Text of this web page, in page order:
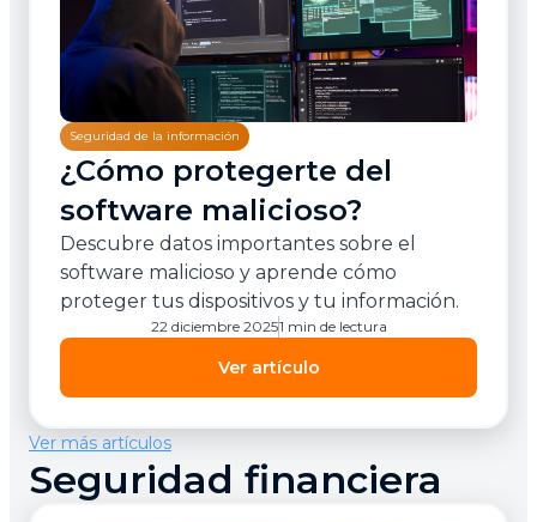
Seguridad de la información
¿Cómo protegerte del
software malicioso?
Descubre datos importantes sobre el
software malicioso y aprende cómo
proteger tus dispositivos y tu información.
Ver artículo
22 diciembre 20251 min de lectura
Ver más artículos
Seguridad financiera